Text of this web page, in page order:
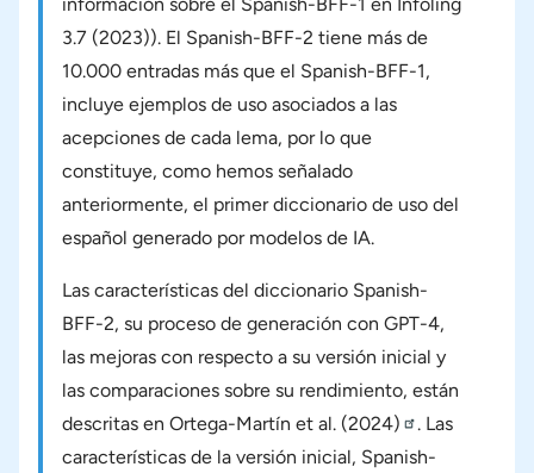
información sobre el Spanish-BFF-1 en Infoling
3.7 (2023)). El Spanish-BFF-2 tiene más de
10.000 entradas más que el Spanish-BFF-1,
incluye ejemplos de uso asociados a las
acepciones de cada lema, por lo que
constituye, como hemos señalado
anteriormente, el primer diccionario de uso del
español generado por modelos de IA.
Las características del diccionario Spanish-
BFF-2, su proceso de generación con GPT-4,
las mejoras con respecto a su versión inicial y
las comparaciones sobre su rendimiento, están
descritas en Ortega-Martín et al. (2024)
. Las
características de la versión inicial, Spanish-